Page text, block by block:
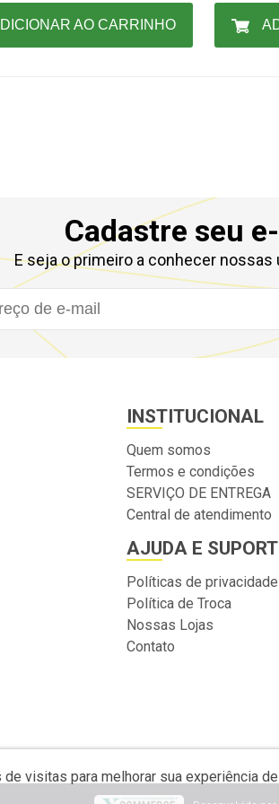
AO CARRINHO
Cadastre seu
E seja o primeiro a conhecer
INSTITUCIONAL
Quem somos
Termos e condições
SERVIÇO DE ENTREGA
Central de atendimento
AJUDA E
Políticas de privacidade
Política de Troca
Nossas Lojas
Contato
visitas para melhorar sua experiência